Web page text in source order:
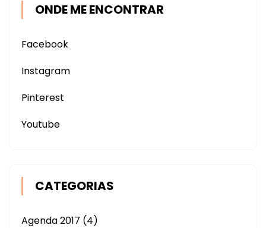
ONDE ME ENCONTRAR
Facebook
Instagram
Pinterest
Youtube
CATEGORIAS
Agenda 2017 (4)